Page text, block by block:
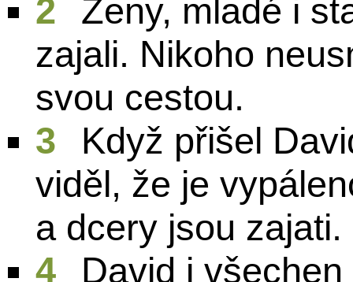
2
Ženy, mladé i
zajali. Nikoho
svou cestou.
3
Když přišel
viděl, že je
a dcery jsou zajati.
4
David i